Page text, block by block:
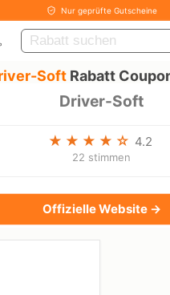
Nur geprüfte Gutscheine
SoftRabatt
Driver-Soft
4.2
22 stimmen
Offizielle Website →